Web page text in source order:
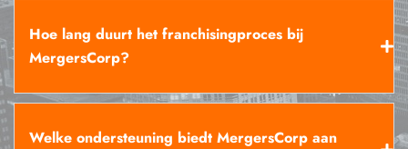
Hoe lang duurt het franchisingproces bij
MergersCorp?
Welke ondersteuning biedt MergersCorp aan